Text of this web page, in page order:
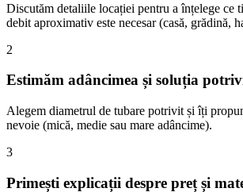
Discutăm detaliile locației pentru a înțelege ce
debit aproximativ este necesar (casă, grădină,
2
Estimăm adâncimea și soluția
Alegem diametrul de tubare potrivit și îți
nevoie (mică, medie sau mare adâncime).
3
Primești explicații despre preț și